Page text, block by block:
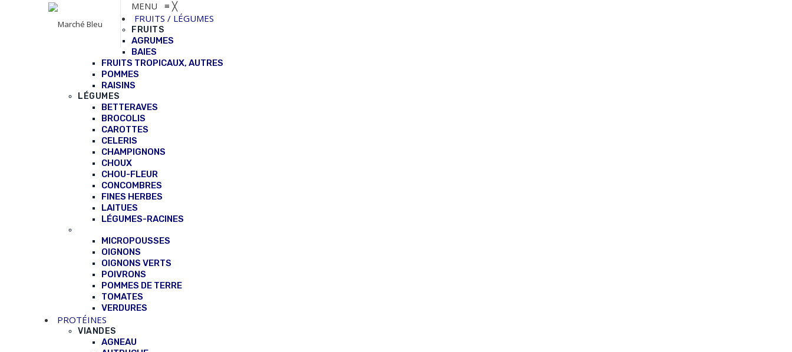
MENU ≡ ╳
FRUITS / LÉGUMES
FRUITS
AGRUMES
BAIES
FRUITS TROPICAUX, AUTRES
POMMES
RAISINS
LÉGUMES
BETTERAVES
BROCOLIS
CAROTTES
CELERIS
CHAMPIGNONS
CHOUX
CHOU-FLEUR
CONCOMBRES
FINES HERBES
LAITUES
LÉGUMES-RACINES
MICROPOUSSES
OIGNONS
OIGNONS VERTS
POIVRONS
POMMES DE TERRE
TOMATES
VERDURES
PROTÉINES
VIANDES
AGNEAU